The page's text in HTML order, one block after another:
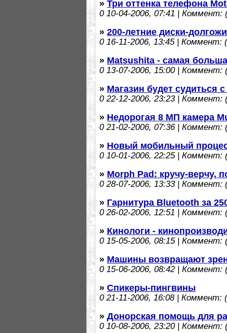
» Три оттенка телефона
010-04-2006, 07:41 | Коммент:
» 200-летние диски-
016-11-2006, 13:45 | Коммент:
» Matsushita - самая
013-07-2006, 15:00 | Коммент:
» Магазин будет судиться
022-12-2006, 23:23 | Коммент:
» Недорогая 8 МП камера
021-02-2006, 07:36 | Коммент:
» Новый мобильный
010-01-2006, 22:25 | Коммент:
» Morph Pad: кручу-верчу,
028-07-2006, 13:33 | Коммент:
» Гарнитура Bluetooth за
026-02-2006, 12:51 | Коммент:
» Кинологи -
015-05-2006, 08:15 | Коммент:
» Машины возвращают
015-06-2006, 08:42 | Коммент:
» Спикеры-пингвины
021-11-2006, 16:08 | Коммент:
» Донорская помощь для
010-08-2006, 23:20 | Коммент: